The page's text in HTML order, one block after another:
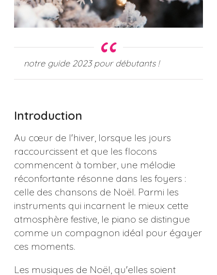
notre guide 2023 pour débutants !
Introduction
Au cœur de l'hiver, lorsque les jours
raccourcissent et que les flocons
commencent à tomber, une mélodie
réconfortante résonne dans les foyers :
celle des chansons de Noël. Parmi les
instruments qui incarnent le mieux cette
atmosphère festive, le piano se distingue
comme un compagnon idéal pour égayer
ces moments.
Les musiques de Noël, qu'elles soient